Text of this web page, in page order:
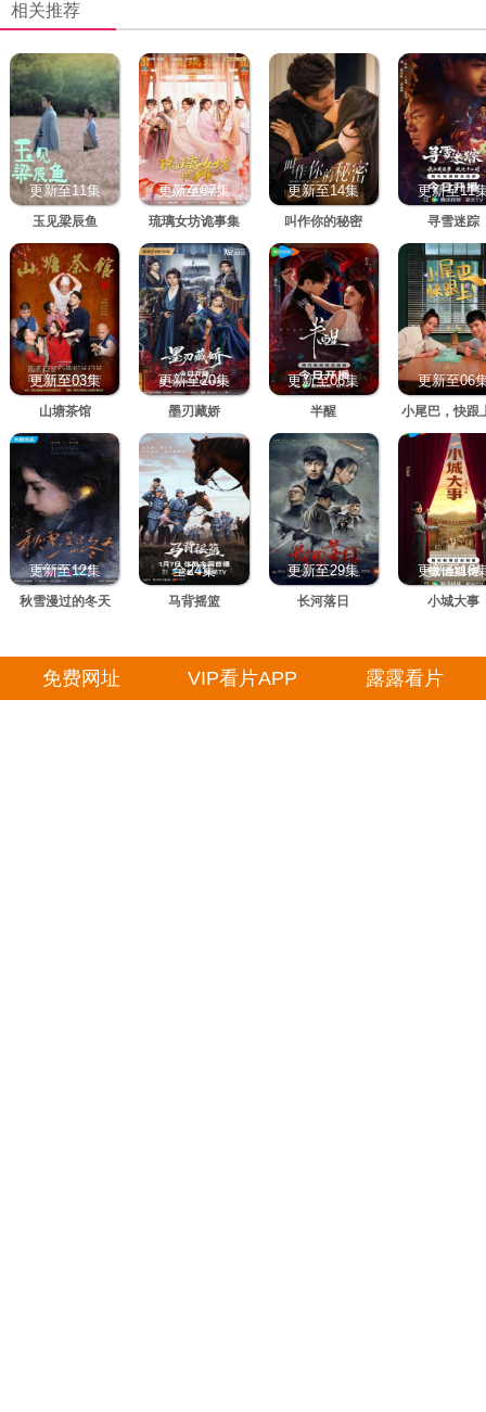
相关推荐
更新至11集
玉见梁辰鱼
更新至07集
琉璃女坊诡事集
更新至14集
叫作你的秘密
更新至11
寻雪迷踪
更新至03集
山塘茶馆
更新至20集
墨刃藏娇
更新至06集
半醒
更新至06
小尾巴，快跟
更新至12集
秋雪漫过的冬天
全24集
马背摇篮
更新至29集
长河落日
更新至16
小城大事
免费网址 VIP看片APP 露露看片